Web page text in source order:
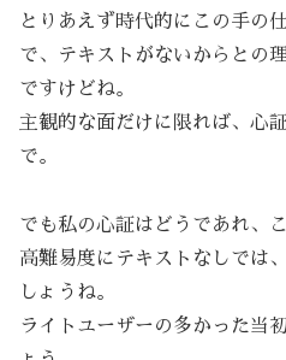
とりあえず時代的にこの手の
で、テキストがないからとの
ですけどね。
主観的な面だけに限れば、心
で。
でも私の心証はどうであれ、
高難易度にテキストなしでは
しょうね。
ライトユーザーの多かった当